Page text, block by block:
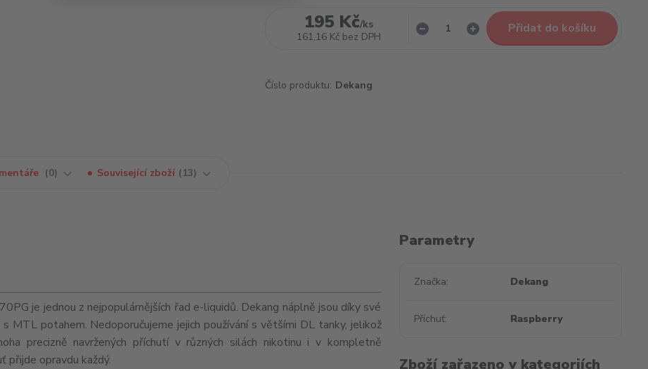
195 Kč/ks
161,16 Kč bez DPH
Přidat do košíku
Číslo produktu: Dekang
0 Související zboží 13
je jednou z nejpopulárnějších řad e-liquidů. Dekang náplně jsou díky své
s MTLpotahem. Nedoporučujeme jejich používání s většími DLtanky, jelikož
precizně navržených příchutí v různých silách nikotinu i v kompletně
přijde opravdu každý.
Parametry
Značka Dekang
Příchuť Raspberry
Zboží zařazeno v kategoriích